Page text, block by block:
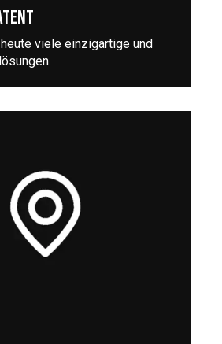
viele einzigartige und